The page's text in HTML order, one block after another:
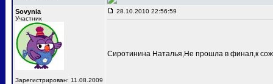
Sovynia
Участник
Зарегистрирован: 11.08.2009
28.10.2010 22:56:59
Сиротинина Наталья,Не прошла в финал,к